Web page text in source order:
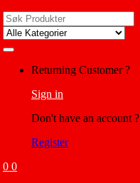
Search
for:
Returning Customer ?
Sign in
Don't have an account ?
Register
0 0